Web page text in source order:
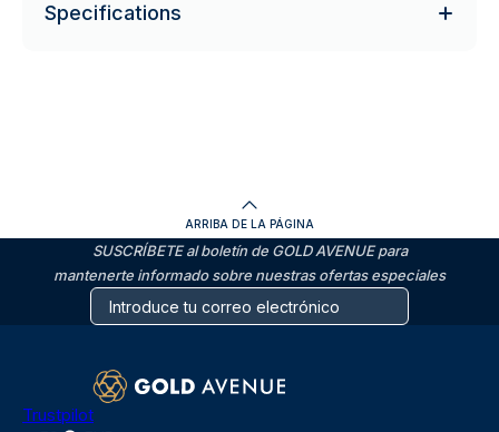
Specifications
ARRIBA DE LA PÁGINA
SUSCRÍBETE al boletín de GOLD AVENUE para
mantenerte informado sobre nuestras ofertas especiales
Trustpilot